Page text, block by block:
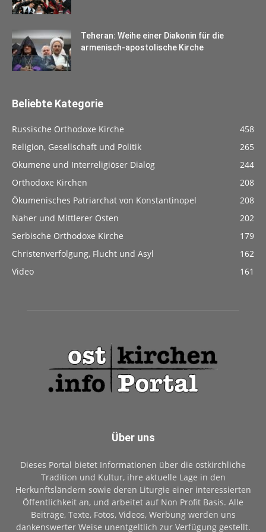
Teheran: Weihe einer Diakonin für die
armenisch-apostolische Kirche
Beliebte Kategorie
Russische Orthodoxe Kirche
458
Religion, Gesellschaft und Politik
265
Ökumene und Interreligiöser Dialog
244
Orthodoxe Kirchen
208
Ökumenisches Patriarchat von Konstantinopel
208
Naher und Mittlerer Osten
202
Serbische Orthodoxe Kirche
179
Christenverfolgung, Flucht und Asyl
162
Video
161
Über uns
Dieses Portal bietet Informationen über die ostkirchliche
Tradition und Kultur, ihre aktuelle Lage in den
Herkunftsländern sowie deren Liturgie einer interessierten
Öffentlichkeit an, und arbeitet auf Non Profit Basis. Alle
Beiträge, Texte, Fotos, Videos, Werbung werden uns
dankenswerter Weise unentgeltlich zur Verfügung gestellt.